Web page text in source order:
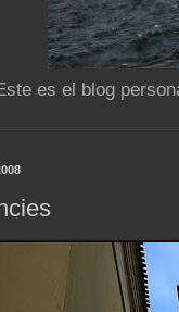
es el blog